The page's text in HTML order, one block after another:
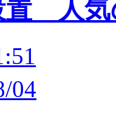
置 人
04